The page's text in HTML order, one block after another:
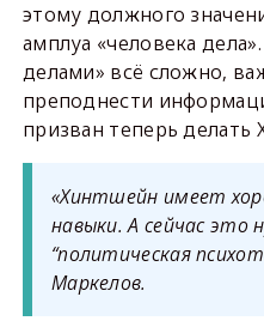
этому должного
амплуа «человека
делами» всё сложно,
преподнести
призван теперь делать
«Хинтшейн имеет
навыки. А сейчас это
“политическая
Маркелов.